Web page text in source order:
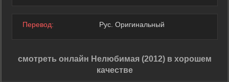
Перевод: Рус. Оригинальный
смотреть онлайн Нелюбимая (2012) в хорошем
качестве